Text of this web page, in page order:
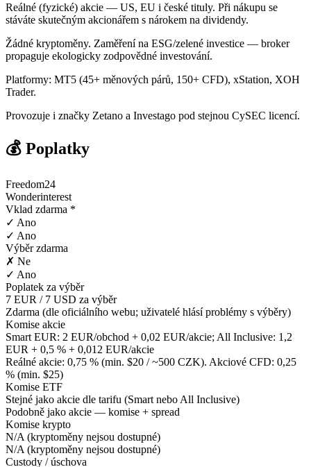
Reálné (fyzické) akcie — US, EU i české tituly. Při nákupu se
stáváte skutečným akcionářem s nárokem na dividendy.
Žádné kryptoměny. Zaměření na ESG/zelené investice — broker
propaguje ekologicky zodpovědné investování.
Platformy: MT5 (45+ měnových párů, 150+ CFD), xStation, XOH
Trader.
Provozuje i značky Zetano a Investago pod stejnou CySEC licencí.
💰 Poplatky
Freedom24
Wonderinterest
Vklad zdarma *
✓ Ano
✓ Ano
Výběr zdarma
✗ Ne
✓ Ano
Poplatek za výběr
7 EUR / 7 USD za výběr
Zdarma (dle oficiálního webu; uživatelé hlásí problémy s výběry)
Komise akcie
Smart EUR: 2 EUR/obchod + 0,02 EUR/akcie; All Inclusive: 1,2
EUR + 0,5 % + 0,012 EUR/akcie
Reálné akcie: 0,75 % (min. $20 / ~500 CZK). Akciové CFD: 0,25
% (min. $25)
Komise ETF
Stejné jako akcie dle tarifu (Smart nebo All Inclusive)
Podobně jako akcie — komise + spread
Komise krypto
N/A (kryptoměny nejsou dostupné)
N/A (kryptoměny nejsou dostupné)
Custody / úschova